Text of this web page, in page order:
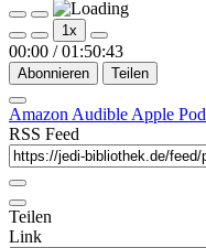
Play
Episode
Pause
Episode
1x
00:00 / 01:50:43
Abonnieren Teilen
Amazon Audible Apple
RSS Feed
Teilen
Link